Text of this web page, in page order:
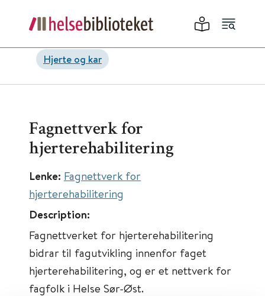
Hjerte og kar
Fagnettverk for
hjerterehabilitering
Lenke: Fagnettverk for
hjerterehabilitering
Description:
Fagnettverket for hjerterehabilitering
bidrar til fagutvikling innenfor faget
hjerterehabilitering, og er et nettverk for
fagfolk i Helse Sør-Øst.